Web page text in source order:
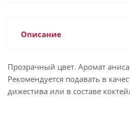
Описание
Прозрачный цвет. Аромат
Рекомендуется подавать в
дижестива или в составе